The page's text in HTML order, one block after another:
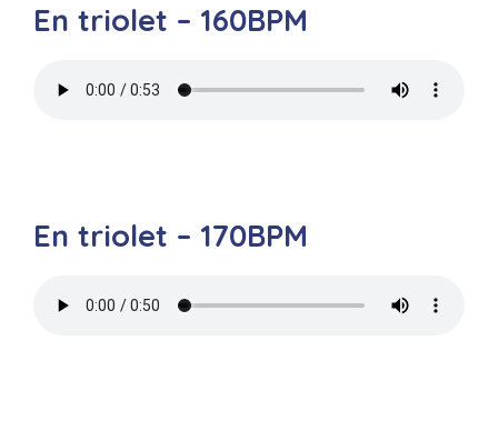
En triolet – 160BPM
En triolet – 170BPM